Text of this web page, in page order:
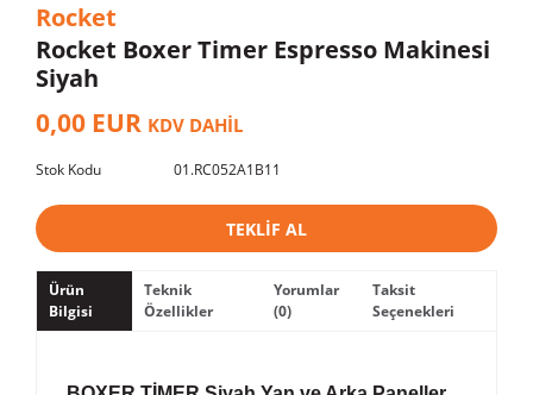
Rocket
Rocket Boxer Timer Espresso Makinesi
Siyah
0,00 EUR KDV DAHİL
Stok Kodu 01.RC052A1B11
TEKLİF AL
Ürün
Bilgisi
Teknik
Özellikler
Yorumlar
(0)
Taksit
Seçenekleri